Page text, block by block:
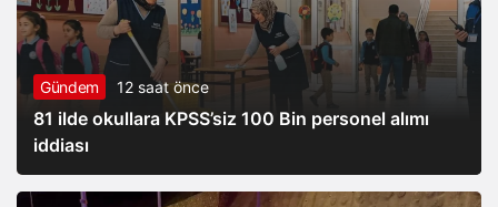
Gündem 12 saat önce
81 ilde okullara KPSS’siz 100 Bin personel alımı
iddiası